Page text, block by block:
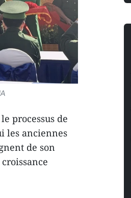
processus de
les anciennes
de son